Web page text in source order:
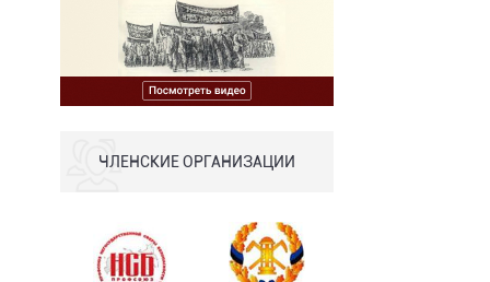
ЧЛЕНСКИЕ ОРГАНИЗАЦИИ